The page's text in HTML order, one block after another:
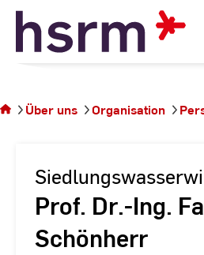
Skip
Content
sich auf
der
Über uns Organisation
Prof. Dr.-Ing.
Schönherr